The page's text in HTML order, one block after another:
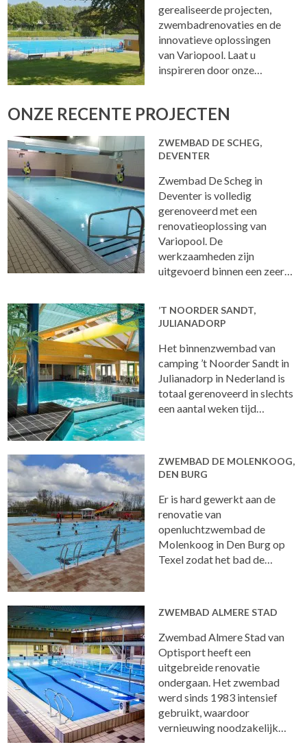
gerealiseerde projecten,
zwembadrenovaties en de
innovatieve oplossingen
van Variopool. Laat u
inspireren door onze…
ONZE RECENTE PROJECTEN
ZWEMBAD DE SCHEG,
DEVENTER
Zwembad De Scheg in
Deventer is volledig
gerenoveerd met een
renovatieoplossing van
Variopool. De
werkzaamheden zijn
uitgevoerd binnen een zeer…
’T NOORDER SANDT,
JULIANADORP
Het binnenzwembad van
camping ’t Noorder Sandt in
Julianadorp in Nederland is
totaal gerenoveerd in slechts
een aantal weken tijd…
ZWEMBAD DE MOLENKOOG,
DEN BURG
Er is hard gewerkt aan de
renovatie van
openluchtzwembad de
Molenkoog in Den Burg op
Texel zodat het bad de…
ZWEMBAD ALMERE STAD
Zwembad Almere Stad van
Optisport heeft een
uitgebreide renovatie
ondergaan. Het zwembad
werd sinds 1983 intensief
gebruikt, waardoor
vernieuwing noodzakelijk…